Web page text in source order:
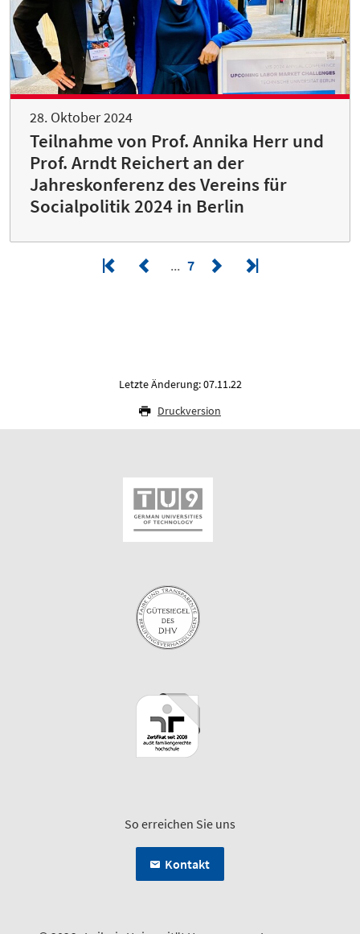
28. Oktober 2024
Teilnahme von Prof. Annika Herr und
Prof. Arndt Reichert an der
Jahreskonferenz des Vereins für
Socialpolitik 2024 in Berlin
7
Letzte Änderung: 07.11.22
Druckversion
So erreichen Sie uns
Kontakt